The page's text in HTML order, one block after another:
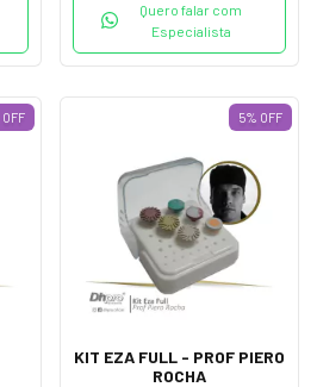
Quero falar com
Especialista
OFF 5% OFF
KIT EZA FULL - PROF PIERO
ROCHA